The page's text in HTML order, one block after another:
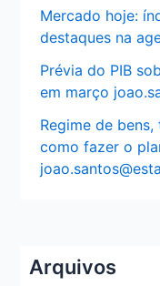
Mercado hoje:
destaques na
Prévia do PIB
em março
Regime de
como fazer o
Arquivos